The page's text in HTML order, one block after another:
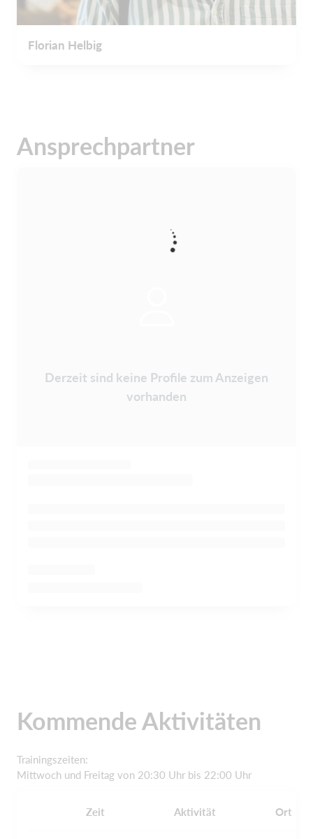
Florian Helbig
Ansprechpartner
Derzeit sind keine Profile zum Anzeigen
vorhanden
Kommende Aktivitäten
Trainingszeiten:
Mittwoch und Freitag von 20:30 Uhr bis 22:00 Uhr
Zeit Aktivität Ort